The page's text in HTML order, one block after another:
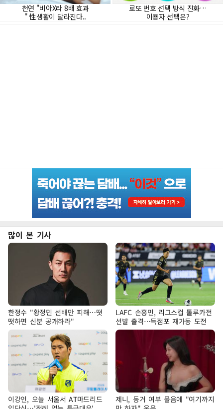
많이 본 기사
한정수 "황정민 선배만 피해…떳
떳하면 신분 공개하라"
LAFC 손흥민, 리그스컵 톨루카전
선발 출격…득점포 재가동 도전
이강인, 오늘 서울서 AT마드리드
제니, 동거 여부 물음에 "여기까지